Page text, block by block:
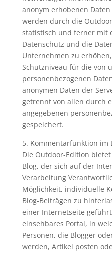
anonym erhobenen
werden durch die
statistisch und ferner mit
Datenschutz und die
Unternehmen zu
Schutzniveau für die von
personenbezogenen
anonymen Daten der
getrennt von allen durch
angegebenen
gespeichert.
5. Kommentarfunktion im
Die Outdoor-Edition
Blog, der sich auf der
Verarbeitung
Möglichkeit, individuelle
Blog-Beiträgen zu
einer Internetseite
einsehbares Portal, in
Personen, die Blogger
werden, Artikel posten